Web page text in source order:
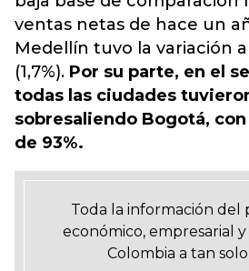
ventas netas de hace un
Medellín tuvo la variación
(1,7%). Por su parte, en el
todas las ciudades
sobresaliendo Bogotá,
de 93%.
Toda la información del
económico, empresarial
Colombia a tan